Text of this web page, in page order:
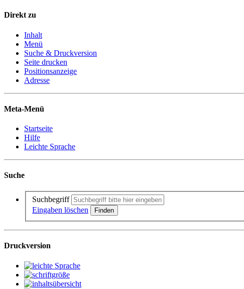
Direkt zu
Inhalt
Menü
Suche & Druckversion
Seite drucken
Positionsanzeige
Adresse
Meta-Menü
Startseite
Hilfe
Leichte Sprache
Suche
Suchbegriff
Eingaben löschen
Druckversion